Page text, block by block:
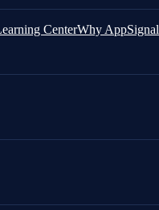
CenterWhy AppSignal